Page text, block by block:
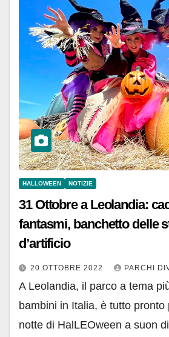
HALLOWEEN NOTIZIE
31 Ottobre a Leolandia:
fantasmi, banchetto delle
d’artificio
20 OTTOBRE 2022 PARCHI
A Leolandia, il parco a tema
bambini in Italia, è tutto pronto
notte di HalLEOween a suon